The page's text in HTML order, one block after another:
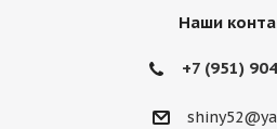
Наши
+7 (951)